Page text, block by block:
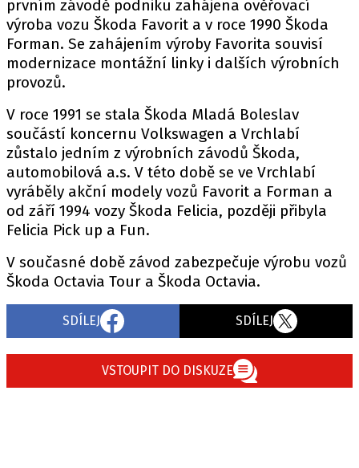
prvním závodě podniku zahájena ověřovací
výroba vozu Škoda Favorit a v roce 1990 Škoda
Forman. Se zahájením výroby Favorita souvisí
modernizace montážní linky i dalších výrobních
provozů.
V roce 1991 se stala Škoda Mladá Boleslav
součástí koncernu Volkswagen a Vrchlabí
zůstalo jedním z výrobních závodů Škoda,
automobilová a.s. V této době se ve Vrchlabí
vyráběly akční modely vozů Favorit a Forman a
od září 1994 vozy Škoda Felicia, později přibyla
Felicia Pick up a Fun.
V současné době závod zabezpečuje výrobu vozů
Škoda Octavia Tour a Škoda Octavia.
SDÍLEJ SDÍLEJ
VSTOUPIT DO DISKUZE